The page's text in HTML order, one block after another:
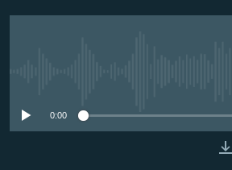
поиску
СЕВЕР.РЕАЛИИ
0:00